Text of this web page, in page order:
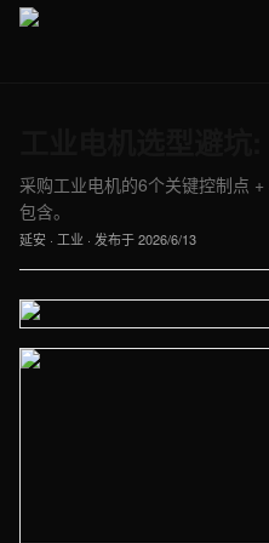
采购工业电机的6个关键控制点
包含。
延安 · 工业 · 发布于2026/6/13